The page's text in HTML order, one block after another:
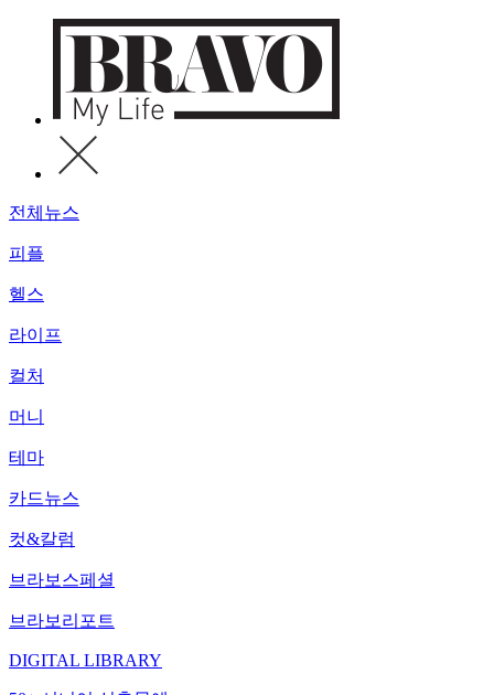
전체뉴스
피플
헬스
라이프
컬처
머니
테마
카드뉴스
컷&칼럼
브라보스페셜
브라보리포트
DIGITAL LIBRARY